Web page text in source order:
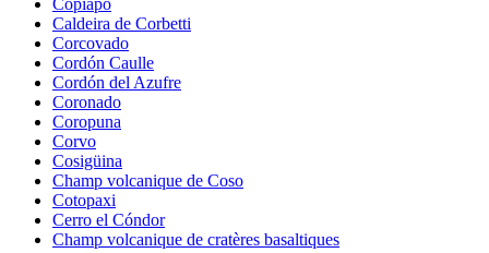
Caldeira de Corbetti
Corcovado
Cordón Caulle
Cordón del Azufre
Coronado
Coropuna
Corvo
Cosigüina
Champ volcanique de Coso
Cotopaxi
Cerro el Cóndor
Champ volcanique de cratères basaltiques